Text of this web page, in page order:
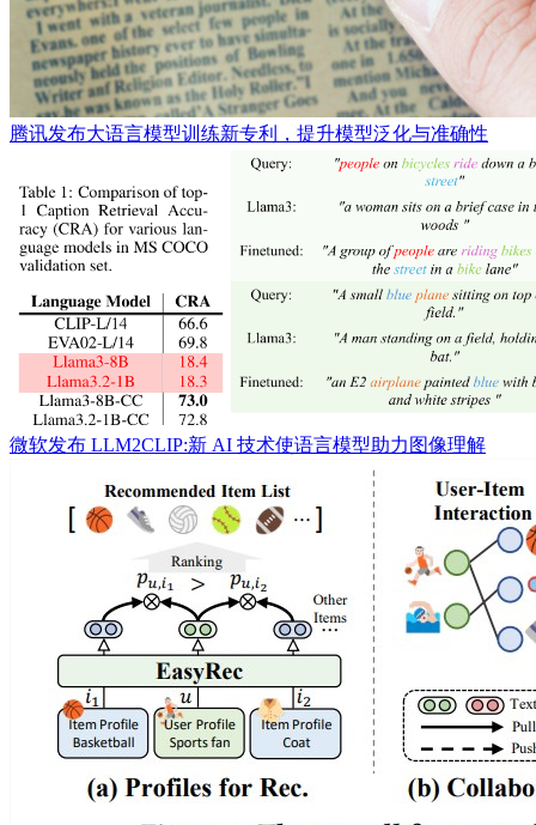
腾讯发布大语言模型训练新专利，提升模型泛化与准确性
​微软发布 LLM2CLIP:新 AI 技术使语言模型助力图像理解